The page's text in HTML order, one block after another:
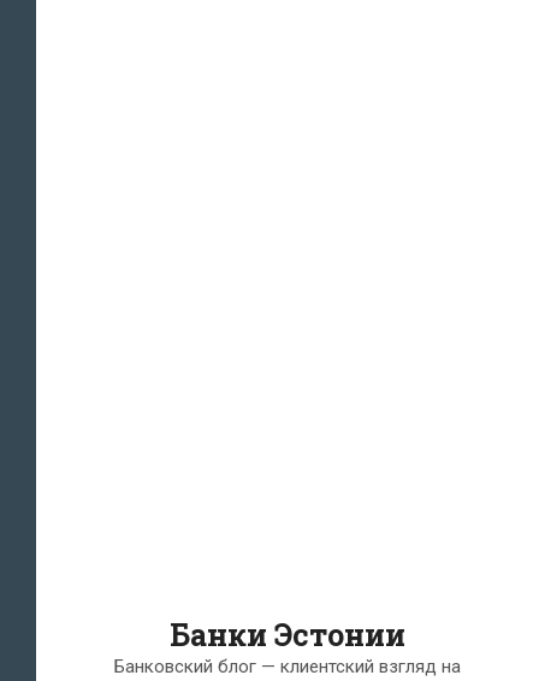
Банки Эстонии
Банковский блог — клиентский взгляд на